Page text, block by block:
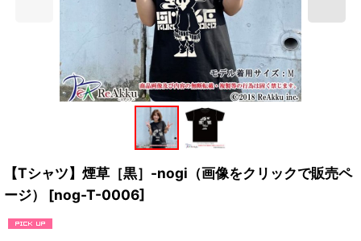
【Tシャツ】煙草［黒］-nogi（画像をクリックで販売ペ
ージ）
[nog-T-0006]